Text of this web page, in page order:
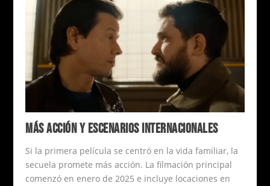
MÁS ACCIÓN Y ESCENARIOS INTERNACIONALES
Si la primera película se centró en la vida familiar, la
secuela promete más acción. La filmación principal
comenzó en enero de 2025 e incluye locaciones en